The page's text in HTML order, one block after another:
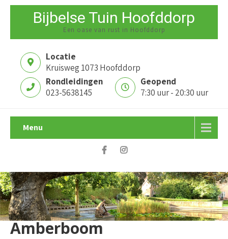
Bijbelse Tuin Hoofddorp
Een oase van rust in Hoofddorp
Locatie
Kruisweg 1073 Hoofddorp
Rondleidingen
023-5638145
Geopend
7:30 uur - 20:30 uur
Menu
Amberboom